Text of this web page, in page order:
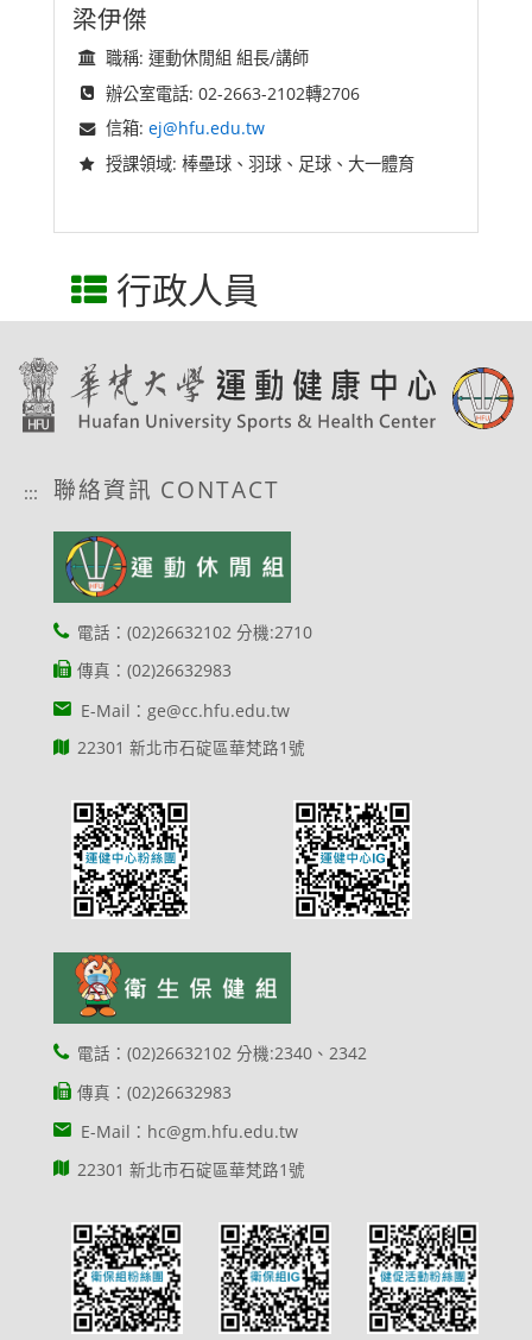
梁伊傑
職稱: 運動休閒組 組長/講師
辦公室電話: 02-2663-2102轉2706
信箱: ej@hfu.edu.tw
授課領域: 棒壘球、羽球、足球、大一體育
行政人員
::: 聯絡資訊 CONTACT
電話：(02)26632102 分機:2710
傳真：(02)26632983
E-Mail：ge@cc.hfu.edu.tw
22301 新北市石碇區華梵路1號
電話：(02)26632102 分機:2340、2342
傳真：(02)26632983
E-Mail：hc@gm.hfu.edu.tw
22301 新北市石碇區華梵路1號